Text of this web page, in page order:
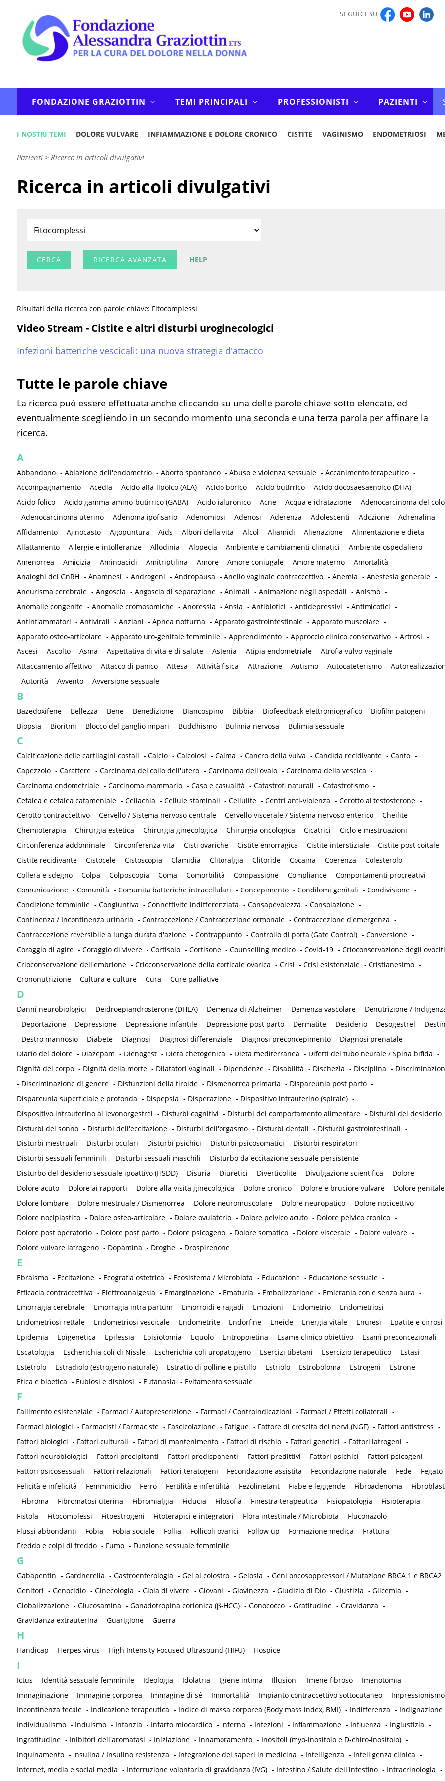
SEGUICI SU
FONDAZIONE GRAZIOTTIN TEMI PRINCIPALI PROFESSIONISTI PAZIENTI
I NOSTRI TEMI DOLORE VULVARE INFIAMMAZIONE E DOLORE CRONICO CISTITE VAGINISMO ENDOMETRIOSI
Pazienti> Ricerca in articoli divulgativi
Ricerca in articoli divulgativi
RICERCA AVANZATA HELP
Risultati della ricerca con parole chiave: Fitocomplessi
Video Stream - Cistite e altri disturbi uroginecologici
Infezioni batteriche vescicali: una nuova strategia d'attacco
Tutte le parole chiave
La ricerca può essere effettuata anche cliccando su una delle parole chiave sotto elencate, ed
eventualmente scegliendo in un secondo momento una seconda e una terza parola per affinare la
ricerca.
A
Abbandono - Ablazione dell'endometrio - Aborto spontaneo - Abuso e violenza sessuale - Accanimento terapeutico -
Accompagnamento - Acedia - Acido alfa-lipoico (ALA) - Acido borico - Acido butirrico - Acido docosaesaenoico (DHA) -
Acido folico - Acido gamma-amino-butirrico (GABA) - Acido ialuronico - Acne - Acqua e idratazione - Adenocarcinoma del
- Adenocarcinoma uterino - Adenoma ipofisario - Adenomiosi - Adenosi - Aderenza - Adolescenti - Adozione - Adrenalina -
Affidamento - Agnocasto - Agopuntura - Aids - Albori della vita - Alcol - Aliamidi - Alienazione - Alimentazione e dieta -
Allattamento - Allergie e intolleranze - Allodinia - Alopecia - Ambiente e cambiamenti climatici - Ambiente ospedaliero -
Amenorrea - Amicizia - Aminoacidi - Amitriptilina - Amore - Amore coniugale - Amore materno - Amortalità -
Analoghi del GnRH - Anamnesi - Androgeni - Andropausa - Anello vaginale contraccettivo - Anemia - Anestesia generale -
Aneurisma cerebrale - Angoscia - Angoscia di separazione - Animali - Animazione negli ospedali - Anismo -
Anomalie congenite - Anomalie cromosomiche - Anoressia - Ansia - Antibiotici - Antidepressivi - Antimicotici -
Antinfiammatori - Antivirali - Anziani - Apnea notturna - Apparato gastrointestinale - Apparato muscolare -
Apparato osteo-articolare - Apparato uro-genitale femminile - Apprendimento - Approccio clinico conservativo - Artrosi -
Ascesi - Ascolto - Asma - Aspettativa di vita e di salute - Astenia - Atipia endometriale - Atrofia vulvo-vaginale -
Attaccamento affettivo - Attacco di panico - Attesa - Attività fisica - Attrazione - Autismo - Autocateterismo -
- Autorità - Avvento - Avversione sessuale
B
Bazedoxifene - Bellezza - Bene - Benedizione - Biancospino - Bibbia - Biofeedback elettromiografico - Biofilm patogeni -
Biopsia - Bioritmi - Blocco del ganglio impari - Buddhismo - Bulimia nervosa - Bulimia sessuale
C
Calcificazione delle cartilagini costali - Calcio - Calcolosi - Calma - Cancro della vulva - Candida recidivante - Canto -
Capezzolo - Carattere - Carcinoma del collo dell'utero - Carcinoma dell'ovaio - Carcinoma della vescica -
Carcinoma endometriale - Carcinoma mammario - Caso e casualità - Catastrofi naturali - Catastrofismo -
Cefalea e cefalea catameniale - Celiachia - Cellule staminali - Cellulite - Centri anti-violenza - Cerotto al testosterone -
Cerotto contraccettivo - Cervello / Sistema nervoso centrale - Cervello viscerale / Sistema nervoso enterico - Cheilite -
Chemioterapia - Chirurgia estetica - Chirurgia ginecologica - Chirurgia oncologica - Cicatrici - Ciclo e mestruazioni -
Circonferenza addominale - Circonferenza vita - Cisti ovariche - Cistite emorragica - Cistite interstiziale - Cistite post coitale -
Cistite recidivante - Cistocele - Cistoscopia - Clamidia - Clitoralgia - Clitoride - Cocaina - Coerenza - Colesterolo -
Collera e sdegno - Colpa - Colposcopia - Coma - Comorbilità - Compassione - Compliance - Comportamenti procreativi -
Comunicazione - Comunità - Comunità batteriche intracellulari - Concepimento - Condilomi genitali - Condivisione -
Condizione femminile - Congiuntiva - Connettivite indifferenziata - Consapevolezza - Consolazione -
Continenza / Incontinenza urinaria - Contraccezione / Contraccezione ormonale - Contraccezione d'emergenza -
Contraccezione reversibile a lunga durata d'azione - Contrappunto - Controllo di porta (Gate Control) - Conversione -
Coraggio di agire - Coraggio di vivere - Cortisolo - Cortisone - Counselling medico - Covid-19 - Crioconservazione degli ovociti
Crioconservazione dell'embrione - Crioconservazione della corticale ovarica - Crisi - Crisi esistenziale - Cristianesimo -
Crononutrizione - Cultura e culture - Cura - Cure palliative
D
Danni neurobiologici - Deidroepiandrosterone (DHEA) - Demenza di Alzheimer - Demenza vascolare - Denutrizione /
- Deportazione - Depressione - Depressione infantile - Depressione post parto - Dermatite - Desiderio - Desogestrel -
- Destro mannosio - Diabete - Diagnosi - Diagnosi differenziale - Diagnosi preconcepimento - Diagnosi prenatale -
Diario del dolore - Diazepam - Dienogest - Dieta chetogenica - Dieta mediterranea - Difetti del tubo neurale / Spina bifida -
Dignità del corpo - Dignità della morte - Dilatatori vaginali - Dipendenze - Disabilità - Dischezia - Disciplina -
- Discriminazione di genere - Disfunzioni della tiroide - Dismenorrea primaria - Dispareunia post parto -
Dispareunia superficiale e profonda - Dispepsia - Disperazione - Dispositivo intrauterino (spirale) -
Dispositivo intrauterino al levonorgestrel - Disturbi cognitivi - Disturbi del comportamento alimentare - Disturbi del desiderio
Disturbi del sonno - Disturbi dell'eccitazione - Disturbi dell'orgasmo - Disturbi dentali - Disturbi gastrointestinali -
Disturbi mestruali - Disturbi oculari - Disturbi psichici - Disturbi psicosomatici - Disturbi respiratori -
Disturbi sessuali femminili - Disturbi sessuali maschili - Disturbo da eccitazione sessuale persistente -
Disturbo del desiderio sessuale ipoattivo (HSDD) - Disuria - Diuretici - Diverticolite - Divulgazione scientifica - Dolore -
Dolore acuto - Dolore ai rapporti - Dolore alla visita ginecologica - Dolore cronico - Dolore e bruciore vulvare - Dolore genitale
Dolore lombare - Dolore mestruale / Dismenorrea - Dolore neuromuscolare - Dolore neuropatico - Dolore nocicettivo -
Dolore nociplastico - Dolore osteo-articolare - Dolore ovulatorio - Dolore pelvico acuto - Dolore pelvico cronico -
Dolore post operatorio - Dolore post parto - Dolore psicogeno - Dolore somatico - Dolore viscerale - Dolore vulvare -
Dolore vulvare iatrogeno - Dopamina - Droghe - Drospirenone
E
Ebraismo - Eccitazione - Ecografia ostetrica - Ecosistema / Microbiota - Educazione - Educazione sessuale -
Efficacia contraccettiva - Elettroanalgesia - Emarginazione - Ematuria - Embolizzazione - Emicrania con e senza aura -
Emorragia cerebrale - Emorragia intra partum - Emorroidi e ragadi - Emozioni - Endometrio - Endometriosi -
Endometriosi rettale - Endometriosi vescicale - Endometrite - Endorfine - Eneide - Energia vitale - Enuresi - Epatite e cirrosi
Epidemia - Epigenetica - Epilessia - Episiotomia - Equolo - Eritropoietina - Esame clinico obiettivo - Esami preconcezionali -
Escatologia - Escherichia coli di Nissle - Escherichia coli uropatogeno - Esercizi tibetani - Esercizio terapeutico - Estasi -
Estetrolo - Estradiolo (estrogeno naturale) - Estratto di polline e pistillo - Estriolo - Estroboloma - Estrogeni - Estrone -
Etica e bioetica - Eubiosi e disbiosi - Eutanasia - Evitamento sessuale
F
Fallimento esistenziale - Farmaci / Autoprescrizione - Farmaci / Controindicazioni - Farmaci / Effetti collaterali -
Farmaci biologici - Farmacisti / Farmaciste - Fascicolazione - Fatigue - Fattore di crescita dei nervi (NGF) - Fattori antistress -
Fattori biologici - Fattori culturali - Fattori di mantenimento - Fattori di rischio - Fattori genetici - Fattori iatrogeni -
Fattori neurobiologici - Fattori precipitanti - Fattori predisponenti - Fattori predittivi - Fattori psichici - Fattori psicogeni -
Fattori psicosessuali - Fattori relazionali - Fattori teratogeni - Fecondazione assistita - Fecondazione naturale - Fede - Fegato
Felicità e infelicità - Femminicidio - Ferro - Fertilità e infertilità - Fezolinetant - Fiabe e leggende - Fibroadenoma -
- Fibroma - Fibromatosi uterina - Fibromialgia - Fiducia - Filosofia - Finestra terapeutica - Fisiopatologia - Fisioterapia -
Fistola - Fitocomplessi - Fitoestrogeni - Fitoterapici e integratori - Flora intestinale / Microbiota - Fluconazolo -
Flussi abbondanti - Fobia - Fobia sociale - Follia - Follicoli ovarici - Follow up - Formazione medica - Frattura -
Freddo e colpi di freddo - Fumo - Funzione sessuale femminile
G
Gabapentin - Gardnerella - Gastroenterologia - Gel al colostro - Gelosia - Geni oncosoppressori / Mutazione BRCA 1 e BRCA2
Genitori - Genocidio - Ginecologia - Gioia di vivere - Giovani - Giovinezza - Giudizio di Dio - Giustizia - Glicemia -
Globalizzazione - Glucosamina - Gonadotropina corionica (β-HCG) - Gonococco - Gratitudine - Gravidanza -
Gravidanza extrauterina - Guarigione - Guerra
H
Handicap - Herpes virus - High Intensity Focused Ultrasound (HIFU) - Hospice
I
Ictus - Identità sessuale femminile - Ideologia - Idolatria - Igiene intima - Illusioni - Imene fibroso - Imenotomia -
Immaginazione - Immagine corporea - Immagine di sé - Immortalità - Impianto contraccettivo sottocutaneo - Impressionismo
Incontinenza fecale - Indicazione terapeutica - Indice di massa corporea (Body mass index, BMI) - Indifferenza - Indignazione
Individualismo - Induismo - Infanzia - Infarto miocardico - Inferno - Infezioni - Infiammazione - Influenza - Ingiustizia -
Ingratitudine - Inibitori dell'aromatasi - Iniziazione - Innamoramento - Inositoli (myo-inositolo e D-chiro-inositolo) -
Inquinamento - Insulina / Insulino resistenza - Integrazione dei saperi in medicina - Intelligenza - Intelligenza clinica -
Internet, media e social media - Interruzione volontaria di gravidanza (IVG) - Intestino / Salute dell'intestino - Intracrinologia -